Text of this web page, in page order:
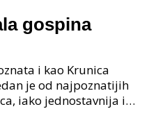
gospina
i kao Krunica
je od najpoznatijih
iako jednostavnija i